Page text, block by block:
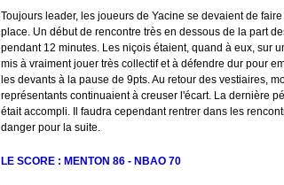
Toujours leader, les joueurs de Yacine se devaient de
place. Un début de rencontre très en dessous de la part
pendant 12 minutes. Les niçois étaient, quand à eux, sur
mis à vraiment jouer très collectif et à défendre dur pour
les devants à la pause de 9pts. Au retour des vestiaires,
représentants continuaient à creuser l'écart. La dernière
était accompli. Il faudra cependant rentrer dans les
danger pour la suite.
LE SCORE : MENTON 86 - NBAO 70